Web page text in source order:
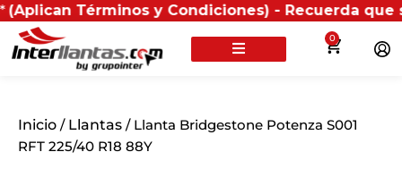
y Condiciones) - Recuerda que si
0
Inicio / Llantas / Llanta Bridgestone Potenza S001
RFT 225/40 R18 88Y